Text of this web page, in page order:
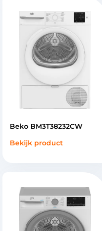
Beko BM3T38232CW
Bekijk product